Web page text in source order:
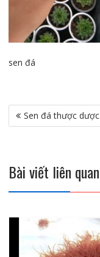
sen đá
Điều
hướng
Sen đá thược dược
Bài viết liên quan